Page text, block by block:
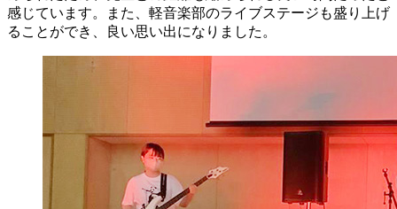
感じています。また、軽音楽部のライブステージも盛り上げ
ることができ、良い思い出になりました。